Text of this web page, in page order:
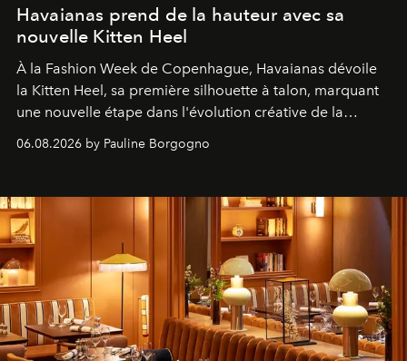
Havaianas prend de la hauteur avec sa
nouvelle Kitten Heel
À la Fashion Week de Copenhague, Havaianas dévoile
la Kitten Heel, sa première silhouette à talon, marquant
une nouvelle étape dans l'évolution créative de la
06.08.2026 by Pauline Borgogno